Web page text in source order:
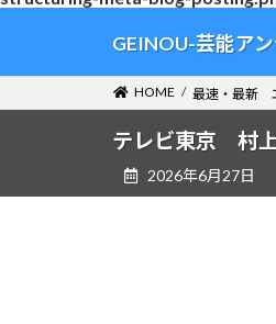
テ
ゲ
GEINOU-芸能ア
HOME 最速・最新
テレビ東京 村上
2026年6月27日